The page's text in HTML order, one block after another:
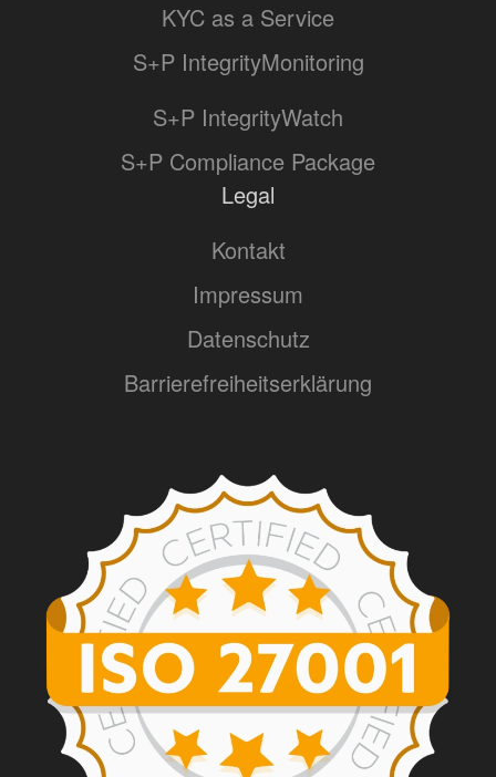
KYC as a Service
S+P IntegrityMonitoring
S+P IntegrityWatch
S+P Compliance Package
Legal
Kontakt
Impressum
Datenschutz
Barrierefreiheitserklärung